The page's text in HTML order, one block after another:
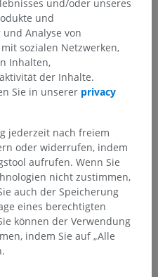
und/oder unseres
und
Analyse von
sozialen Netzwerken,
Inhalten,
der Inhalte.
Sie in unserer privacy
jederzeit nach freiem
oder widerrufen, indem
aufrufen. Wenn Sie
nicht zustimmen,
auch der Speicherung
eines berechtigten
können der Verwendung
indem Sie auf „Alle